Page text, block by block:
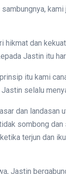
hikmat dan
Jastin itu
itu kami
selalu
dan landasan
sombong
terjun dan
Jastin